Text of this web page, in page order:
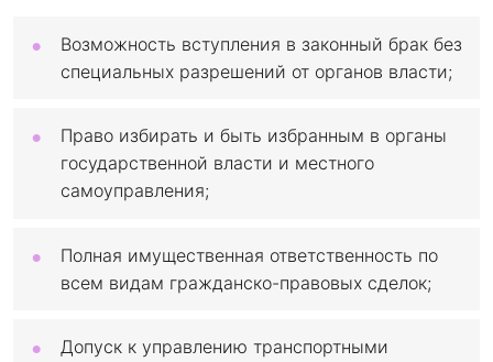
Возможность вступления в законный брак без
специальных разрешений от органов власти;
Право избирать и быть избранным в органы
государственной власти и местного
самоуправления;
Полная имущественная ответственность по
всем видам гражданско-правовых сделок;
Допуск к управлению транспортными